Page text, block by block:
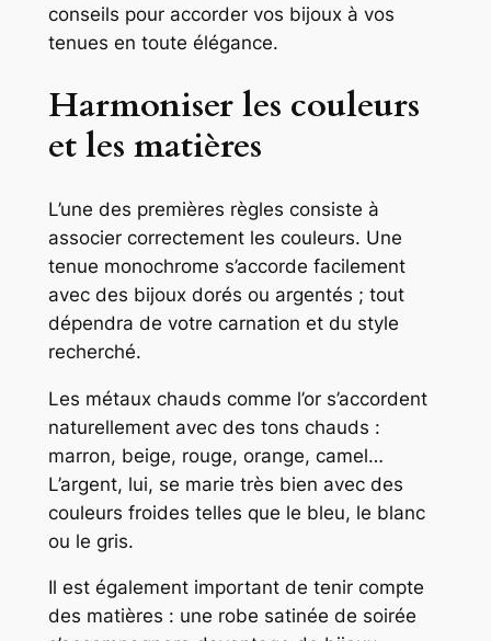
conseils pour accorder vos bijoux à vos
tenues en toute élégance.
Harmoniser les couleurs
et les matières
L’une des premières règles consiste à
associer correctement les couleurs. Une
tenue monochrome s’accorde facilement
avec des bijoux dorés ou argentés ; tout
dépendra de votre carnation et du style
recherché.
Les métaux chauds comme l’or s’accordent
naturellement avec des tons chauds :
marron, beige, rouge, orange, camel…
L’argent, lui, se marie très bien avec des
couleurs froides telles que le bleu, le blanc
ou le gris.
Il est également important de tenir compte
des matières : une robe satinée de soirée